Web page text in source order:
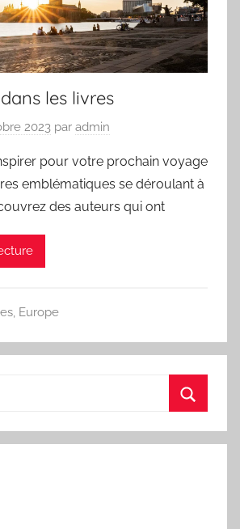
les livres
2023 par admin
pour votre prochain voyage
emblématiques se déroulant à
des auteurs qui ont
, Europe